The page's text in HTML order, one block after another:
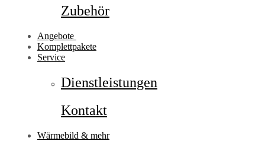
Zubehör
Angebote
Komplettpakete
Service
Dienstleistungen
Kontakt
Wärmebild & mehr